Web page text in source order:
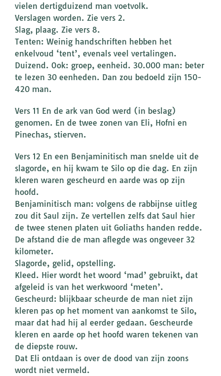
vielen dertigduizend man voetvolk.
Verslagen worden. Zie vers 2.
Slag, plaag. Zie vers 8.
Tenten: Weinig handschriften hebben het
enkelvoud ‘tent’, evenals veel vertalingen.
Duizend. Ook: groep, eenheid. 30.000 man: beter
te lezen 30 eenheden. Dan zou bedoeld zijn 150-
420 man.
Vers 11 En de ark van God werd (in beslag)
genomen. En de twee zonen van Eli, Hofni en
Pinechas, stierven.
Vers 12 En een Benjaminitisch man snelde uit de
slagorde, en hij kwam te Silo op die dag. En zijn
kleren waren gescheurd en aarde was op zijn
hoofd.
Benjaminitisch man: volgens de rabbijnse uitleg
zou dit Saul zijn. Ze vertellen zelfs dat Saul hier
de twee stenen platen uit Goliaths handen redde.
De afstand die de man aflegde was ongeveer 32
kilometer.
Slagorde, gelid, opstelling.
Kleed. Hier wordt het woord ‘mad’ gebruikt, dat
afgeleid is van het werkwoord ‘meten’.
Gescheurd: blijkbaar scheurde de man niet zijn
kleren pas op het moment van aankomst te Silo,
maar dat had hij al eerder gedaan. Gescheurde
kleren en aarde op het hoofd waren tekenen van
de diepste rouw.
Dat Eli ontdaan is over de dood van zijn zoons
wordt niet vermeld.